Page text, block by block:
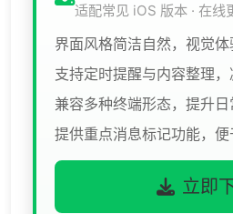
适配常见 iOS 版本 · 在线
界面风格简洁自然，视觉
支持定时提醒与内容整理
兼容多种终端形态，提升
提供重点消息标记功能，
立即